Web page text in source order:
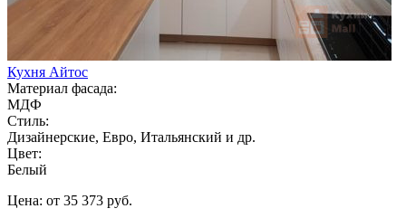
Кухня Айтос
Материал фасада:
МДФ
Стиль:
Дизайнерские, Евро, Итальянский и др.
Цвет:
Белый
Цена: от 35 373 руб.